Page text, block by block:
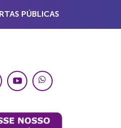
PÚBLICAS